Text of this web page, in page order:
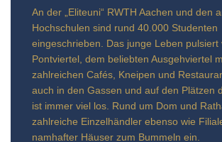
An der „Eliteuni“ RWTH Aachen und den
Hochschulen sind rund 40.000 Studenten
eingeschrieben. Das junge Leben pulsiert
Pontviertel, dem beliebten Ausgehviertel
zahlreichen Cafés, Kneipen und
auch in den Gassen und auf den Plätzen
ist immer viel los. Rund um Dom und
zahlreiche Einzelhändler ebenso wie
namhafter Häuser zum Bummeln ein.